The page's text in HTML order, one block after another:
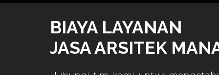
BIAYA LAYANAN
JASA ARSITEK